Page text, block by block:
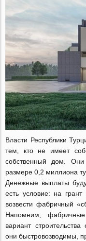
Власти Республики
тем, кто не имеет
собственный дом.
размере 0,2 миллиона
Денежные выплаты
есть условие: на грант
возвести фабричный
Напомним,
вариант
они быстровозводимы,